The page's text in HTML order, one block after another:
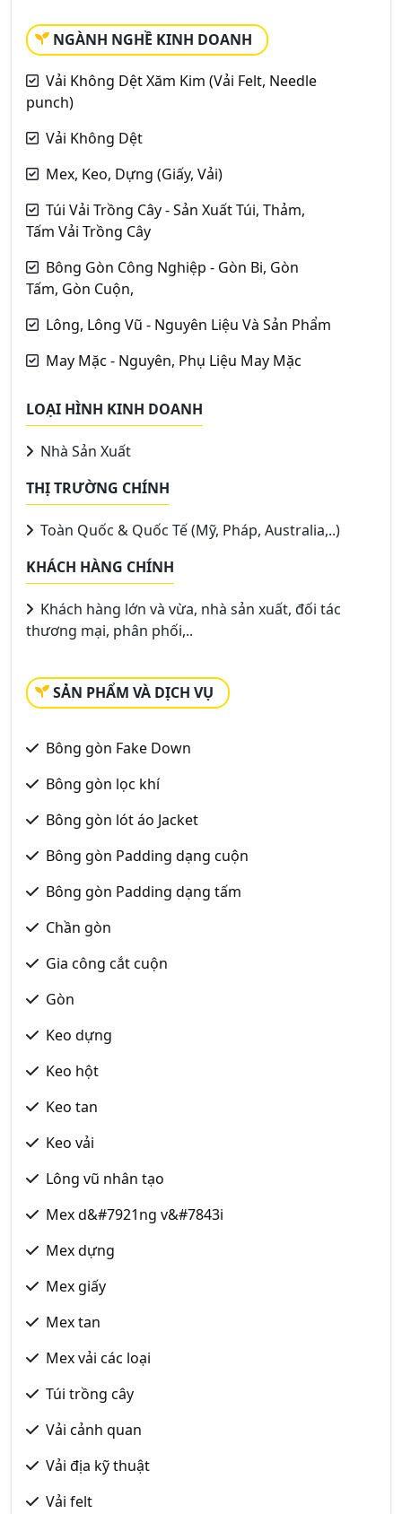
NGÀNH NGHỀ KINH DOANH
Vải Không Dệt Xăm Kim (Vải Felt, Needle
punch)
Vải Không Dệt
Mex, Keo, Dựng (Giấy, Vải)
Túi Vải Trồng Cây - Sản Xuất Túi, Thảm,
Tấm Vải Trồng Cây
Bông Gòn Công Nghiệp - Gòn Bi, Gòn
Tấm, Gòn Cuộn,
Lông, Lông Vũ - Nguyên Liệu Và Sản Phẩm
May Mặc - Nguyên, Phụ Liệu May Mặc
LOẠI HÌNH KINH DOANH
Nhà Sản Xuất
THỊ TRƯỜNG CHÍNH
Toàn Quốc & Quốc Tế (Mỹ, Pháp, Australia,..)
KHÁCH HÀNG CHÍNH
Khách hàng lớn và vừa, nhà sản xuất, đối tác
thương mại, phân phối,..
SẢN PHẨM VÀ DỊCH VỤ
Bông gòn Fake Down
Bông gòn lọc khí
Bông gòn lót áo Jacket
Bông gòn Padding dạng cuộn
Bông gòn Padding dạng tấm
Chần gòn
Gia công cắt cuộn
Gòn
Keo dựng
Keo hột
Keo tan
Keo vải
Lông vũ nhân tạo
Mex d&#7921ng v&#7843i
Mex dựng
Mex giấy
Mex tan
Mex vải các loại
Túi trồng cây
Vải cảnh quan
Vải địa kỹ thuật
Vải felt